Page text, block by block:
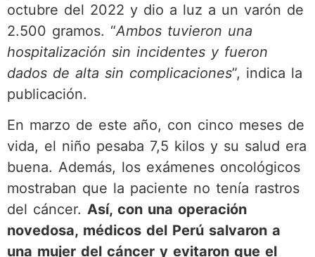
octubre del 2022 y dio a luz a un varón de
2.500 gramos. “Ambos tuvieron una
hospitalización sin incidentes y fueron
dados de alta sin complicaciones”, indica la
publicación.
En marzo de este año, con cinco meses de
vida, el niño pesaba 7,5 kilos y su salud era
buena. Además, los exámenes oncológicos
mostraban que la paciente no tenía rastros
del cáncer. Así, con una operación
novedosa, médicos del Perú salvaron a
una mujer del cáncer y evitaron que el